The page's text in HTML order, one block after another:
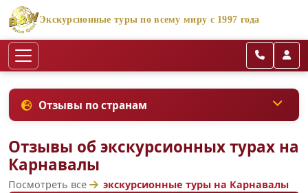
Экскурсионные туры по всему миру с 1997 года
Отзывы об экскурсионных турах на
Карнавалы
Посмотреть все
экскурсионные туры на Карнавалы
Отзывы по странам